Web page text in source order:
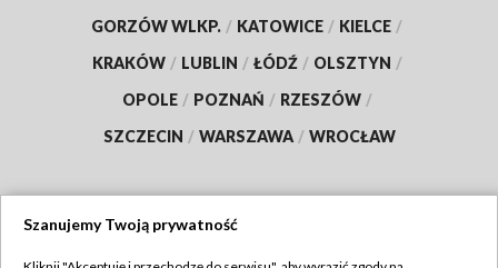
GORZÓW WLKP. / KATOWICE / KIELCE /
KRAKÓW / LUBLIN / ŁÓDŹ / OLSZTYN /
OPOLE / POZNAŃ / RZESZÓW /
SZCZECIN / WARSZAWA / WROCŁAW
Szanujemy Twoją prywatność